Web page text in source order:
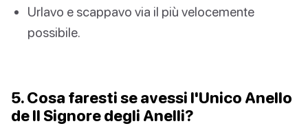
Urlavo e scappavo via il più velocemente
possibile.
5. Cosa faresti se avessi l'Unico Anello
de Il Signore degli Anelli?